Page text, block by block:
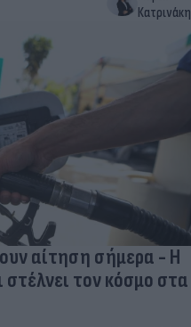
Κατρινάκη
αίτηση σήμερα - Η
τον κόσμο στα